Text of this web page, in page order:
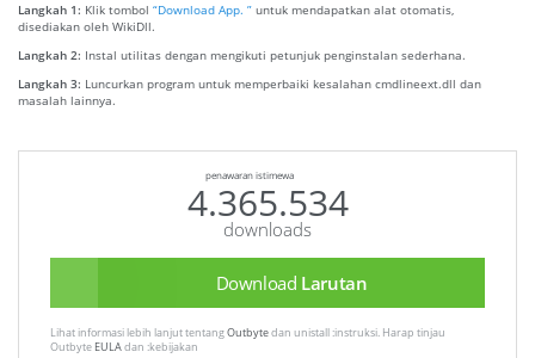
Langkah 1: Klik tombol “Download App. ” untuk mendapatkan alat otomatis,
disediakan oleh WikiDll.
Langkah 2: Instal utilitas dengan mengikuti petunjuk penginstalan sederhana.
Langkah 3: Luncurkan program untuk memperbaiki kesalahan cmdlineext.dll dan
masalah lainnya.
penawaran istimewa
4.365.534
downloads
Download Larutan
Lihat informasi lebih lanjut tentangOutbytedan unistall :instruksi. Harap tinjau
Outbyte EULAdan :kebijakan